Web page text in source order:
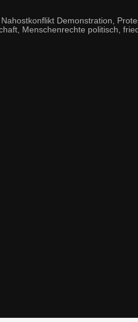
Demonstration,
Menschenrechte politisch,